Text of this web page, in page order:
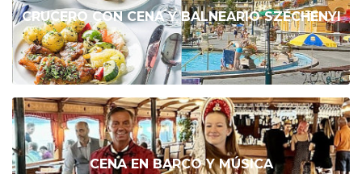
CRUCERO CON CENA Y BALNEARIO SZÉCHENYI
CENA EN BARCO Y MÚSICA